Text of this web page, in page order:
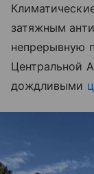
затяжным
непрерывную
Центральной
дождливыми